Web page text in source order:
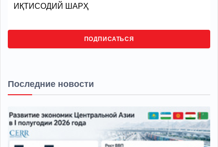
ИҚТИСОДИЙ ШАРҲ
ПОДПИСАТЬСЯ
Последние новости